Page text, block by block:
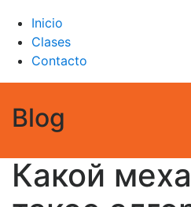
Inicio
Clases
Contacto
Blog
Какой